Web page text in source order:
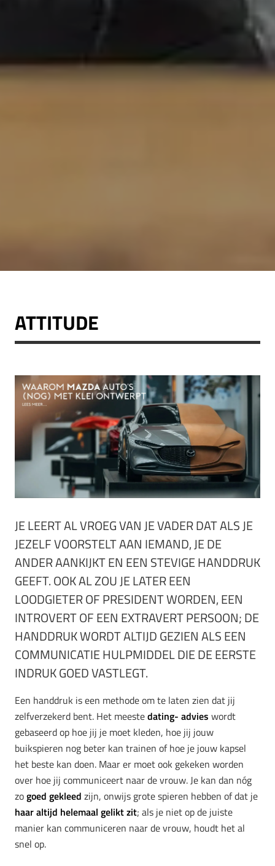
ATTITUDE
JE LEERT AL VROEG VAN JE VADER DAT ALS JE
JEZELF VOORSTELT AAN IEMAND, JE DE
ANDER AANKIJKT EN EEN STEVIGE HANDDRUK
GEEFT. OOK AL ZOU JE LATER EEN
LOODGIETER OF PRESIDENT WORDEN, EEN
INTROVERT OF EEN EXTRAVERT PERSOON; DE
HANDDRUK WORDT ALTIJD GEZIEN ALS EEN
COMMUNICATIE HULPMIDDEL DIE DE EERSTE
INDRUK GOED VASTLEGT.
Een handdruk is een methode om te laten zien dat jij
zelfverzekerd bent. Het meestedating- advies wordt
gebaseerd op hoe jij je moet kleden, hoe jij jouw
buikspieren nog beter kan trainen of hoe je jouw kapsel
het beste kan doen. Maar er moet ook gekeken worden
over hoe jij communiceert naar de vrouw. Je kan dan nóg
zogoed gekleed zijn, onwijs grote spieren hebben of dat je
haar altijd helemaal gelikt zit; als je niet op de juiste
manier kan communiceren naar de vrouw, houdt het al
snel op.